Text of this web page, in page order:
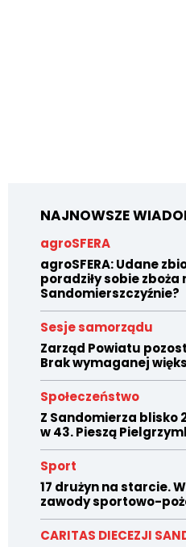
NAJNOWSZE
agroSFERA
agroSFERA: Udane
poradziły sobie zboża
Sandomierszczyźnie?
Sesje samorządu
Zarząd Powiatu
Brak wymaganej
Społeczeństwo
Z Sandomierza blisko
w 43. Pieszą
Sport
17 drużyn na starcie.
zawody sportowo-
CARITAS DIECEZJI